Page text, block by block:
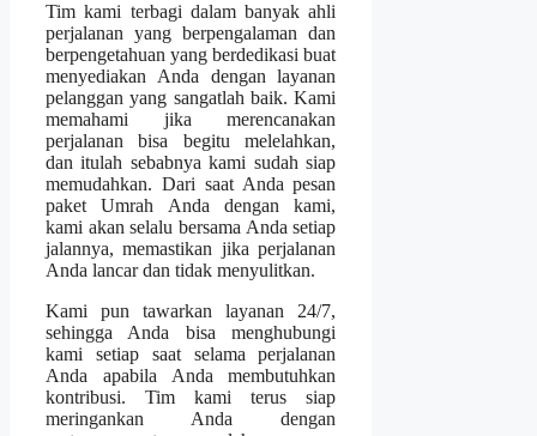
Tim kami terbagi dalam banyak ahli
perjalanan yang berpengalaman dan
berpengetahuan yang berdedikasi buat
menyediakan Anda dengan layanan
pelanggan yang sangatlah baik. Kami
memahami jika merencanakan
perjalanan bisa begitu melelahkan,
dan itulah sebabnya kami sudah siap
memudahkan. Dari saat Anda pesan
paket Umrah Anda dengan kami,
kami akan selalu bersama Anda setiap
jalannya, memastikan jika perjalanan
Anda lancar dan tidak menyulitkan.
Kami pun tawarkan layanan 24/7,
sehingga Anda bisa menghubungi
kami setiap saat selama perjalanan
Anda apabila Anda membutuhkan
kontribusi. Tim kami terus siap
meringankan Anda dengan